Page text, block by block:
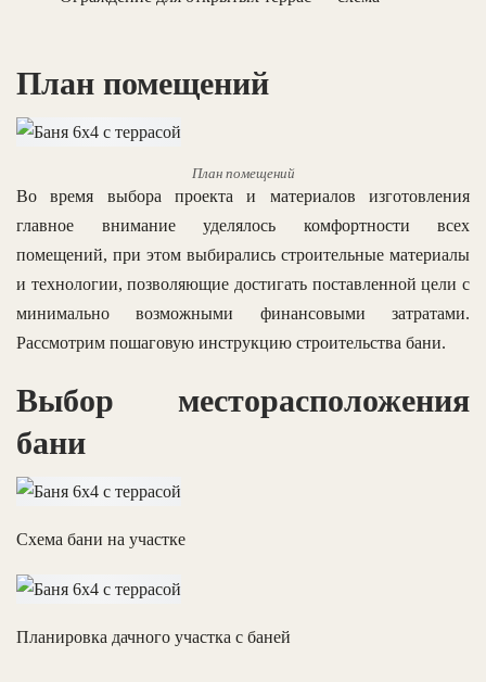
План помещений
План помещений
Во время выбора проекта и материалов изготовления
главное внимание уделялось комфортности всех
помещений, при этом выбирались строительные материалы
и технологии, позволяющие достигать поставленной цели с
минимально возможными финансовыми затратами.
Рассмотрим пошаговую инструкцию строительства бани.
Выбор месторасположения
бани
Схема бани на участке
Планировка дачного участка с баней